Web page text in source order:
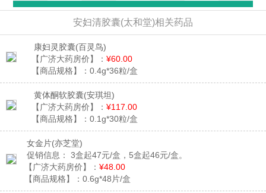
安妇清胶囊(太和堂)相关药品
康妇灵胶囊(百灵鸟)
【广济大药房价】： ¥60.00
【商品规格】： 0.4g*36粒/盒
黄体酮软胶囊(安琪坦)
【广济大药房价】： ¥117.00
【商品规格】： 0.1g*30粒/盒
女金片(亦芝堂)
促销信息：
3盒起47元/盒，5盒起46元/盒。
【广济大药房价】： ¥48.00
【商品规格】： 0.6g*48片/盒